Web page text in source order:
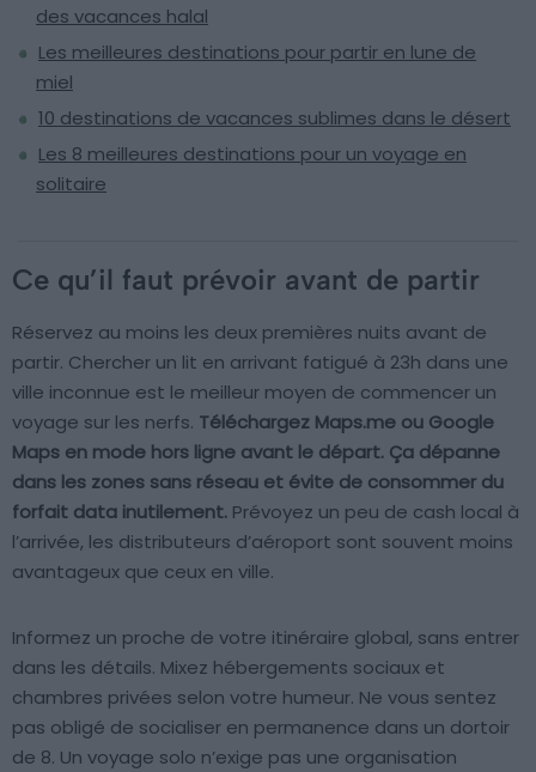
des vacances halal
Les meilleures destinations pour partir en lune de
miel
10 destinations de vacances sublimes dans le désert
Les 8 meilleures destinations pour un voyage en
solitaire
Ce qu’il faut prévoir avant de partir
Réservez au moins les deux premières nuits avant de
partir. Chercher un lit en arrivant fatigué à 23h dans une
ville inconnue est le meilleur moyen de commencer un
voyage sur les nerfs. Téléchargez Maps.me ou Google
Maps en mode hors ligne avant le départ. Ça dépanne
dans les zones sans réseau et évite de consommer du
forfait data inutilement. Prévoyez un peu de cash local à
l’arrivée, les distributeurs d’aéroport sont souvent moins
avantageux que ceux en ville.
Informez un proche de votre itinéraire global, sans entrer
dans les détails. Mixez hébergements sociaux et
chambres privées selon votre humeur. Ne vous sentez
pas obligé de socialiser en permanence dans un dortoir
de 8. Un voyage solo n’exige pas une organisation